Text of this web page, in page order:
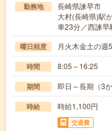
勤務地
長崎県諫早市
大村(長崎県)駅
車23分／西諫
曜日頻度 月火木金土の週
時間 8:05～16:25
期間 即日～長期（3か
時給 時給1,100円
交通費